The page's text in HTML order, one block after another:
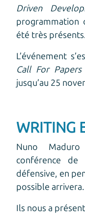
Driven
programmation
été très présents.
L’événement
Call For Papers
jusqu’au 25
WRITING
Nuno
conférence
défensive, en
possible arrivera.
Ils nous a